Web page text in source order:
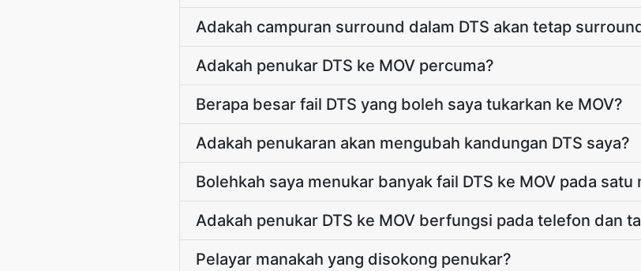
Adakah campuran surround dalam DTS akan tetap
Adakah penukar DTS ke MOV percuma?
Berapa besar fail DTS yang boleh saya tukarkan ke MOV?
Adakah penukaran akan mengubah kandungan DTS saya?
Bolehkah saya menukar banyak fail DTS ke MOV pada satu
Adakah penukar DTS ke MOV berfungsi pada telefon dan
Pelayar manakah yang disokong penukar?